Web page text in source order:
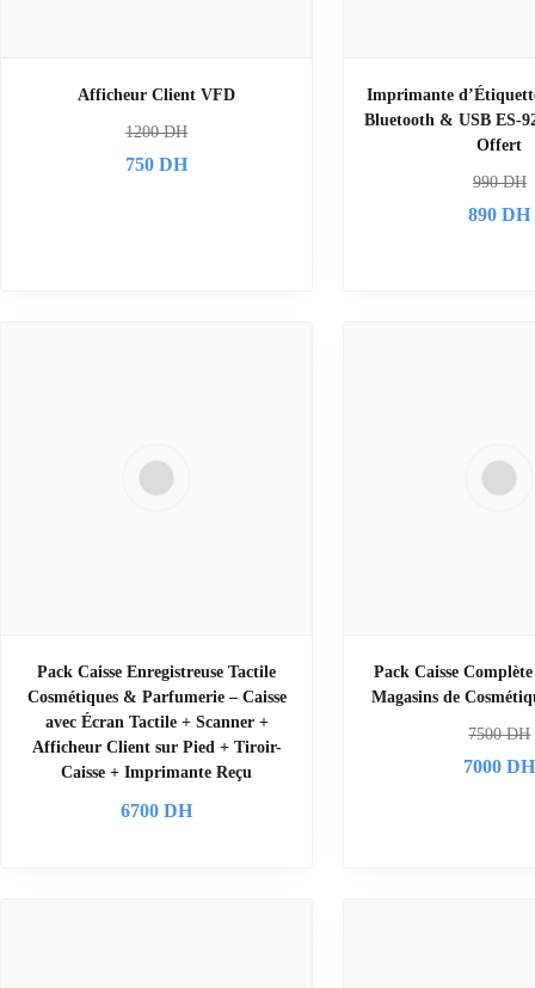
Afficheur Client VFD
1200DH
750 DH
Imprimante
Bluetooth & USB ES-
Offert
990DH
890 DH
Pack Caisse Enregistreuse Tactile
Cosmétiques & Parfumerie – Caisse
avec Écran Tactile + Scanner +
Afficheur Client sur Pied + Tiroir-
Caisse + Imprimante Reçu
6700 DH
Pack Caisse
Magasins de
7500DH
7000 DH